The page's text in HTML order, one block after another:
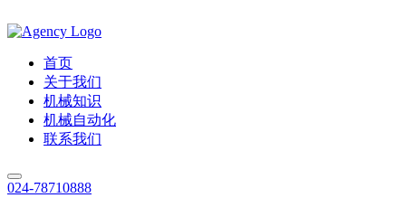
首页
关于我们
机械知识
机械自动化
联系我们
024-78710888